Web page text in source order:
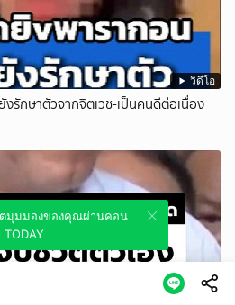
วิดีโอ
รักษาตัวจากจิตเวช-เป็นคนดีต่อเนื่อง
นคอนเทนต์นี้บน
มุมมองของคุณผ่านคอน